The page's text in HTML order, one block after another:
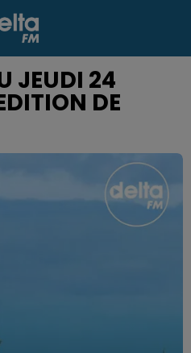
JEUDI 24
DE